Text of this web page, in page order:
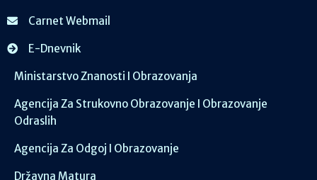
Carnet Webmail
E-Dnevnik
Ministarstvo Znanosti I Obrazovanja
Agencija Za Strukovno Obrazovanje I Obrazovanje
Odraslih
Agencija Za Odgoj I Obrazovanje
Državna Matura